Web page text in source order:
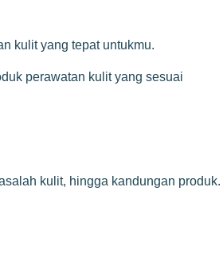
kulit yang tepat untukmu.
perawatan kulit yang sesuai
kulit, hingga kandungan produk.